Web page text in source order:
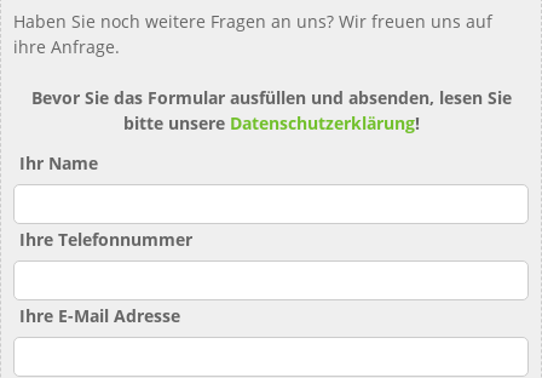
Haben Sie noch weitere Fragen an uns? Wir freuen uns auf
ihre Anfrage.
Bevor Sie das Formular ausfüllen und absenden, lesen Sie
bitte unsere Datenschutzerklärung!
Ihr Name
Ihre Telefonnummer
Ihre E-Mail Adresse